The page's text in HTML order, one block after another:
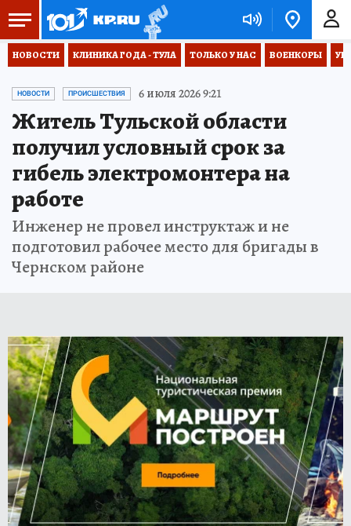
НОВОСТИ КЛИНИКА ГОДА - ТУЛА ТОЛЬКО У НАС ВОЕНКОРЫ
НОВОСТИ ПРОИСШЕСТВИЯ 6 июля 2026 9:21
Житель Тульской области
получил условный срок за
гибель электромонтера на
работе
Инженер не провел инструктаж и не
подготовил рабочее место для бригады в
Чернском районе